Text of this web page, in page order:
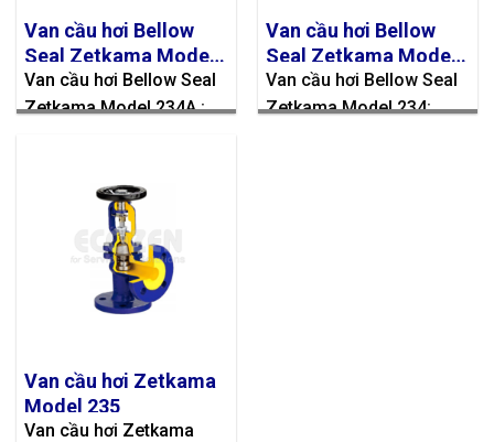
Công nghiệp sắt thép
Công nghiệp gốm sứ
Mực in
Phân bón
Thuỷ tinh
Van cầu hơi Bellow
Seal Zetkama Model
234A
Van cầu hơi Bellow Seal
Zetkama Model 234A :
Van cầu hơi Bellow
Seal Zetkama Model
234
Van cầu hơi Bellow Seal
Zetkama Model 234:
Van cầu hơi Zetkama
Model 235
Van cầu hơi Zetkama